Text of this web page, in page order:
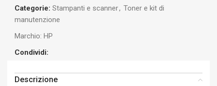
Categorie: Stampanti e scanner, Toner e kit di
manutenzione
Marchio: HP
Condividi:
Descrizione